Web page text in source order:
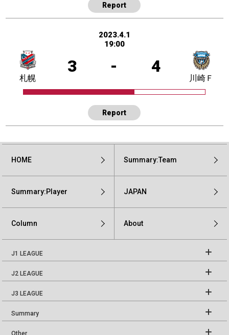
Report
2023.4.1
19:00
3 - 4
札幌 川崎Ｆ
Report
HOME Summary:Team
Summary:Player JAPAN
Column About
J1 LEAGUE
J2 LEAGUE
J3 LEAGUE
Summary
Other